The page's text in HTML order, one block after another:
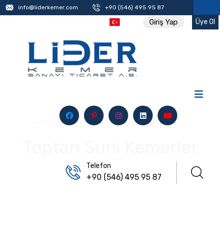
info@liderkemer.com +90 (546) 495 95 87
Giriş Yap Üye Ol
Telefon
+90 (546) 495 95 87
ANASAYFA TOPTAN DERI KEMERLER